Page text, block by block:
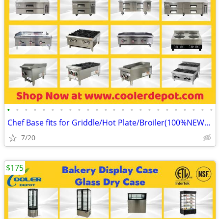
• • • • • • • • • • • • • • • • • • • • • • • •
Chef Base fits for Griddle/Hot Plate/Broiler(100%NEW) RESTAURANT EQUIP
7/20
$175